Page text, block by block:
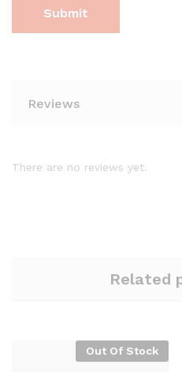
Reviews
There are no reviews yet.
Related
Out Of Stock